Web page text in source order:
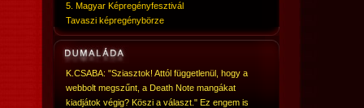
5. Magyar Képregényfesztivál
Tavaszi képregénybörze
K.CSABA: "Sziasztok! Attól függetlenül, hogy a
webbolt megszűnt, a Death Note mangákat
kiadjátok végig? Köszi a választ." Ez engem is